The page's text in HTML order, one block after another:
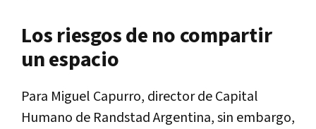
Los riesgos de no compartir
un espacio
Para Miguel Capurro, director de Capital
Humano de Randstad Argentina, sin embargo,